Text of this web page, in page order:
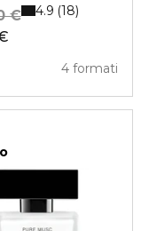
€
4 formati
4.9 18